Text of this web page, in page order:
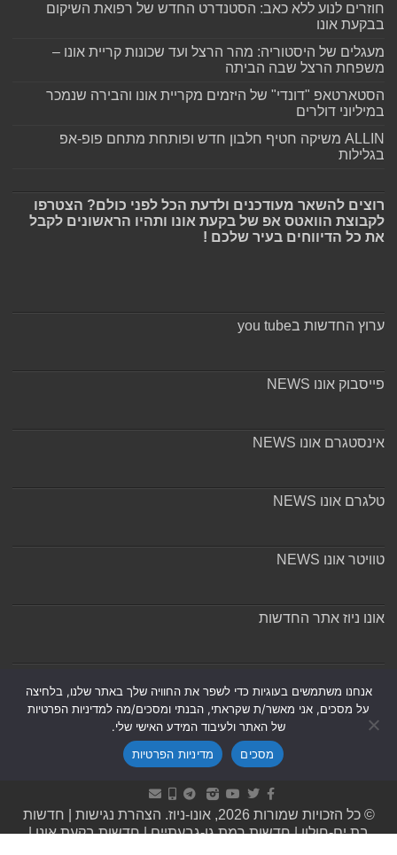
חוזרים לנוע ללא כאב: הסטנדרט החדש של רפואת השיקום
בבקעת אונו
מעגלים של היסטוריה: מהר הרצל ועד שכונות קריית אונו –
משפחת הרצל שבה הביתה
הסטארטאפ "דונדי" של היזמים מקריית אונו והבירה שנמכר
במיליוני דולרים
ALLIN משיקה חטיף חלבון חדש ופותחת מתחם פופ-אפ
בגלילות
רוצים להשאר מעודכנים ולדעת הכל לפני כולם? הצטרפו
לקבוצת הוואטס אפ של בקעת אונו ותהיו הראשונים לקבל
את כל הדיווחים בעיר שלכם !
ערוץ החדשות בyou tube
פייסבוק אונו NEWS
אינסטגרם אונו NEWS
טלגרם אונו NEWS
טוויטר אונו NEWS
אונו ניוז אתר החדשות
Powered by Nintay
© כל הזכויות שמורות 2026, אונו-ניוז. הצהרת נגישות
חדשות
בת ים-חולון|חדשות רמת גן-גבעתיים|חדשות בקעת אונו|
אנחנו משתמשים בעוגיות כדי לשפר את החוויה שלך באתר שלנו, בלחיצה
על מסכים, אני מאשר/ת שקראתי, הבנתי ומסכים/מה למדיניות הפרטיות
של האתר ולעיבוד המידע האישי שלי.
מסכים
מדיניות הפרטיות